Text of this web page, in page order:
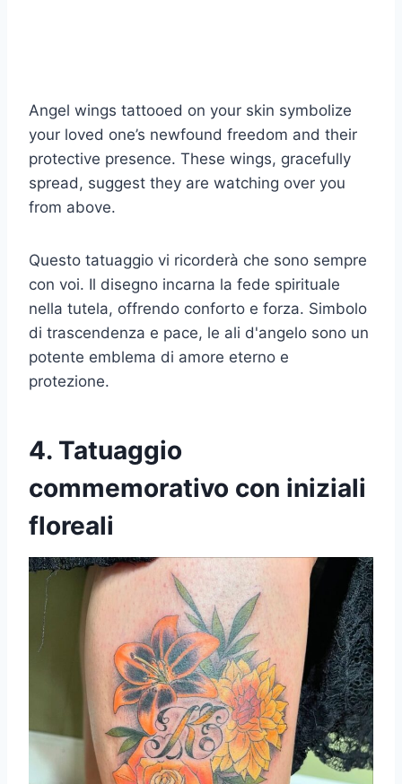
Angel wings tattooed on your skin symbolize
your loved one’s newfound freedom and their
protective presence. These wings, gracefully
spread, suggest they are watching over you
from above.
Questo tatuaggio vi ricorderà che sono sempre
con voi. Il disegno incarna la fede spirituale
nella tutela, offrendo conforto e forza. Simbolo
di trascendenza e pace, le ali d'angelo sono un
potente emblema di amore eterno e
protezione.
4. Tatuaggio
commemorativo con iniziali
floreali